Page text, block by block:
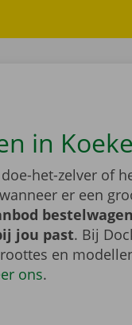
in
het-zelver of
er een
jou past. Bij
en
ons.